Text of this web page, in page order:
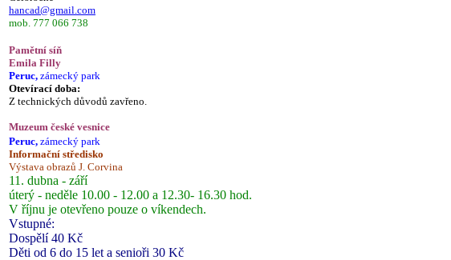
hancad@gmail.com
mob. 777 066 738
Pamětní síň
Emila Filly
Peruc, zámecký park
Otevírací doba:
Z technických důvodů zavřeno.
Muzeum české vesnice
Peruc, zámecký park
Informační středisko
Výstava obrazů J. Corvina
11. dubna - září
úterý - neděle 10.00 - 12.00 a 12.30- 16.30 hod.
V říjnu je otevřeno pouze o víkendech.
Vstupné:
Dospělí 40 Kč
Děti od 6 do 15 let a senioři 30 Kč